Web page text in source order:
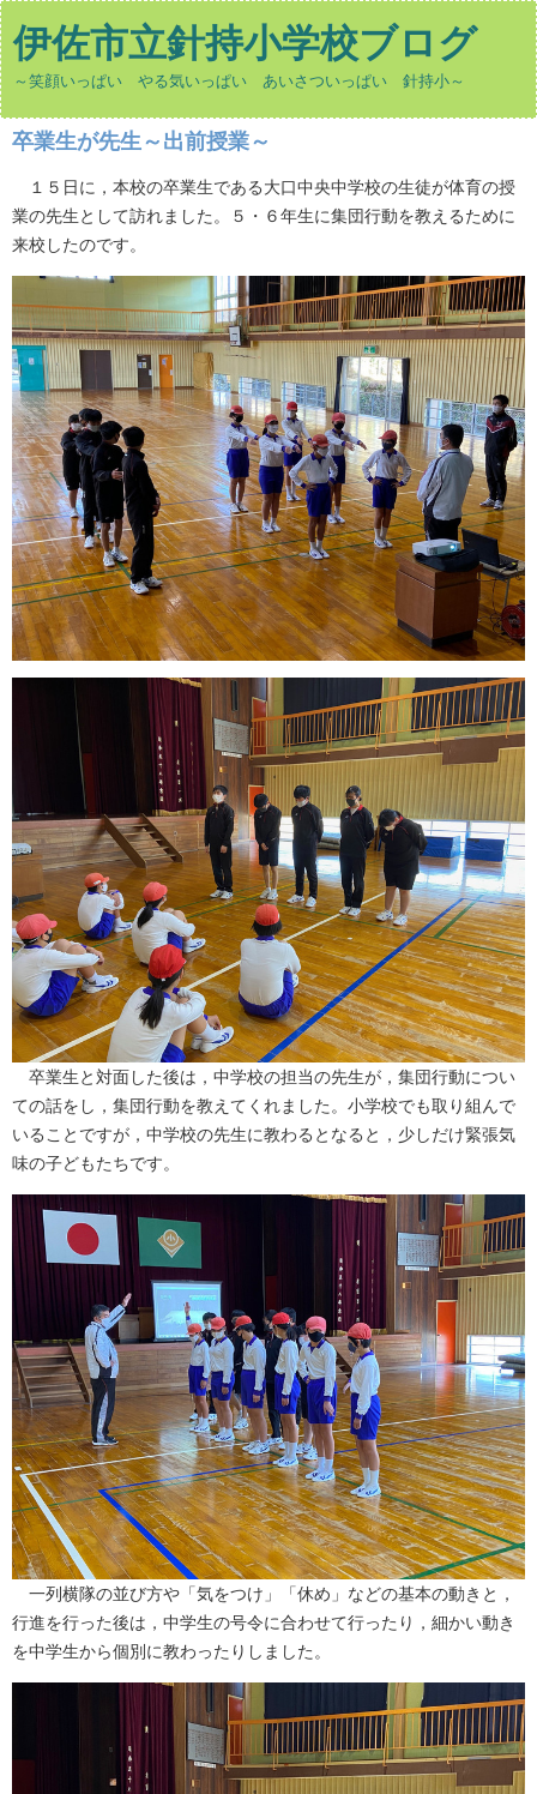
伊佐市立針持小学校ブログ
～笑顔いっぱい やる気いっぱい あいさついっぱい 針持小～
卒業生が先生～出前授業～
１５日に，本校の卒業生である大口中央中学校の生徒が体育の授
業の先生として訪れました。５・６年生に集団行動を教えるために
来校したのです。
卒業生と対面した後は，中学校の担当の先生が，集団行動につい
ての話をし，集団行動を教えてくれました。小学校でも取り組んで
いることですが，中学校の先生に教わるとなると，少しだけ緊張気
味の子どもたちです。
一列横隊の並び方や「気をつけ」「休め」などの基本の動きと，
行進を行った後は，中学生の号令に合わせて行ったり，細かい動き
を中学生から個別に教わったりしました。